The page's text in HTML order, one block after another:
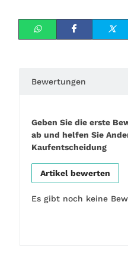
Bewertungen
Geben Sie die erste
ab und helfen Sie
Kaufentscheidung
Artikel bewerten
Es gibt noch keine